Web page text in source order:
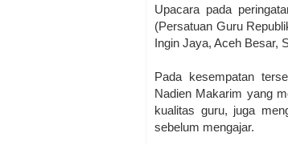
Upacara pada
(Persatuan Guru
Ingin Jaya, Aceh Besar,
Pada kesempatan
Nadien Makarim yang
kualitas guru, juga
sebelum mengajar.